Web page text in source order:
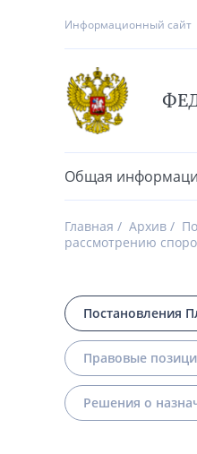
Информационный сайт
Общая
Главная Архив
рассмотрению
Постановления
Правовые
Решения о